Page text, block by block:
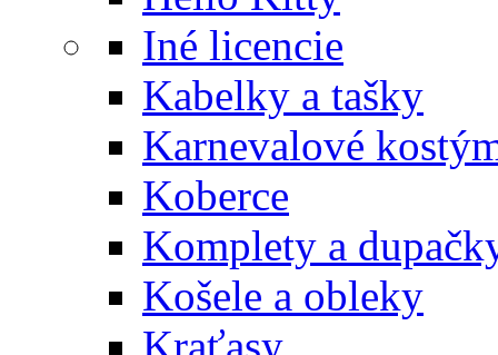
Iné licencie
Kabelky a tašky
Karnevalové
Koberce
Komplety a
Košele a obleky